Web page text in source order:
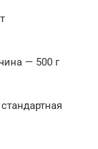
— 500 г